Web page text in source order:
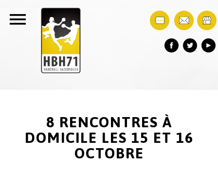
8 RENCONTRES À
DOMICILE LES 15 ET 16
OCTOBRE